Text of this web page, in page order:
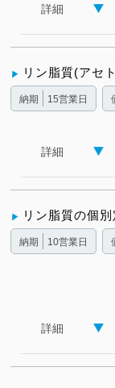
詳細
リン脂質(アセ
納期 15営業日
詳細
リン脂質の個
納期 10営業日
詳細